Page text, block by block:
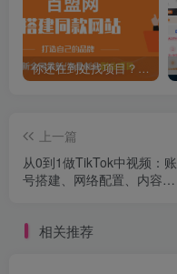
你还在到处找项目？还在当韭菜？我靠卖项目一个月收入5万+，曾经我也是个失败者。
上一篇
从0到1做TikTok中视频：账
号搭建、网络配置、内容创
相关推荐